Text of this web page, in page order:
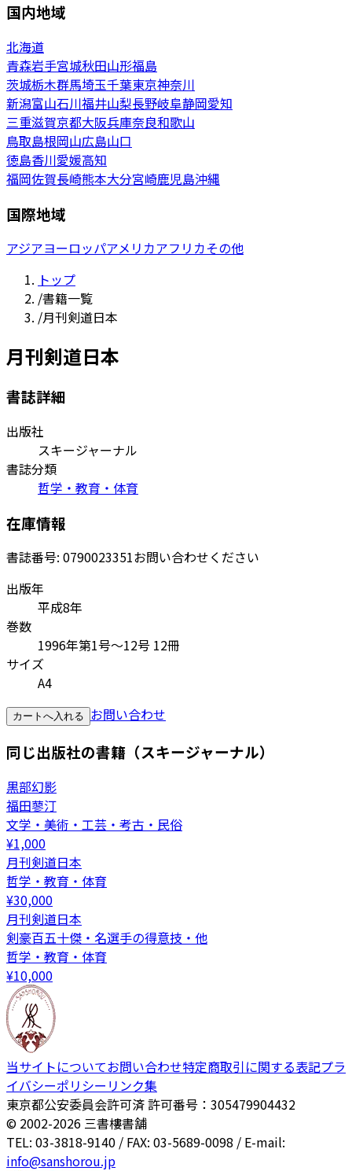
国内地域
北海道
青森岩手宮城秋田山形福島
茨城栃木群馬埼玉千葉東京神奈川
新潟富山石川福井山梨長野岐阜静岡愛知
三重滋賀京都大阪兵庫奈良和歌山
鳥取島根岡山広島山口
徳島香川愛媛高知
福岡佐賀長崎熊本大分宮崎鹿児島沖縄
国際地域
アジアヨーロッパアメリカアフリカその他
トップ
/書籍一覧
/月刊剣道日本
月刊剣道日本
書誌詳細
出版社
スキージャーナル
書誌分類
哲学・教育・体育
在庫情報
書誌番号: 0790023351お問い合わせください
出版年
平成8年
巻数
1996年第1号～12号 12冊
サイズ
A4
カートへ入れる お問い合わせ
同じ出版社の書籍（スキージャーナル）
黒部幻影
福田蓼汀
文学・美術・工芸・考古・民俗
¥1,000
月刊剣道日本
哲学・教育・体育
¥30,000
月刊剣道日本
剣豪百五十傑・名選手の得意技・他
哲学・教育・体育
¥10,000
当サイトについてお問い合わせ特定商取引に関する表記プラ
イバシーポリシー リンク集
東京都公安委員会許可済 許可番号：305479904432
© 2002-2026 三書樓書舗
TEL: 03-3818-9140 / FAX: 03-5689-0098 / E-mail:
info@sanshorou.jp